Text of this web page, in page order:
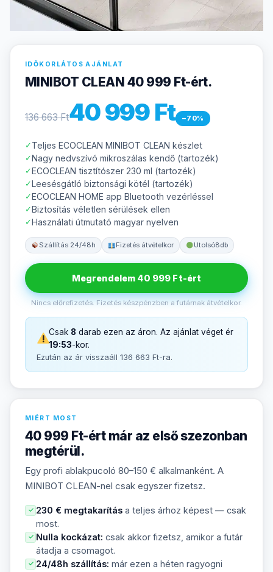
IDŐKORLÁTOS AJÁNLAT
MINIBOT CLEAN 40 999 Ft-ért.
136 663 Ft40 999 Ft −70%
Teljes ECOCLEAN MINIBOT CLEAN készlet
Nagy nedvszívó mikroszálas kendő (tartozék)
ECOCLEAN tisztítószer 230 ml (tartozék)
Leesésgátló biztonsági kötél (tartozék)
ECOCLEAN HOME app Bluetooth vezérléssel
Biztosítás véletlen sérülések ellen
Használati útmutató magyar nyelven
Szállítás 24/48h Fizetés átvételkor Utolsó8db
Megrendelem 40 999 Ft-ért
Nincs előrefizetés. Fizetés készpénzben a futárnak átvételkor.
Csak 8 darab ezen az áron. Az ajánlat véget ér
19:52-kor.
Ezután az ár visszaáll 136 663 Ft-ra.
MIÉRT MOST
40 999 Ft-ért már az első szezonban
megtérül.
Egy profi ablakpucoló 80–150 € alkalmanként. A
MINIBOT CLEAN-nel csak egyszer fizetsz.
✓ 230 € megtakarítás a teljes árhoz képest — csak
most.
✓ Nulla kockázat: csak akkor fizetsz, amikor a futár
átadja a csomagot.
✓ 24/48h szállítás: már ezen a héten ragyogni